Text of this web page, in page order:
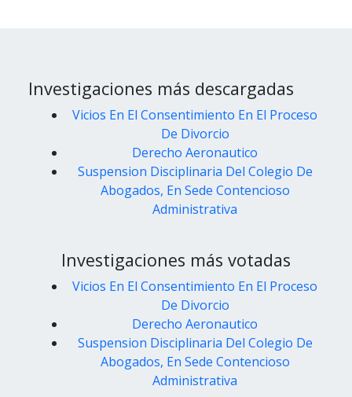
Investigaciones más descargadas
Vicios En El Consentimiento En El Proceso
De Divorcio
Derecho Aeronautico
Suspension Disciplinaria Del Colegio De
Abogados, En Sede Contencioso
Administrativa
Investigaciones más votadas
Vicios En El Consentimiento En El Proceso
De Divorcio
Derecho Aeronautico
Suspension Disciplinaria Del Colegio De
Abogados, En Sede Contencioso
Administrativa